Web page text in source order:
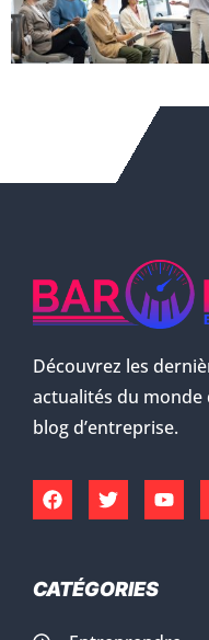
Découvrez les
actualités du monde
blog d’entreprise.
CATÉGORIES